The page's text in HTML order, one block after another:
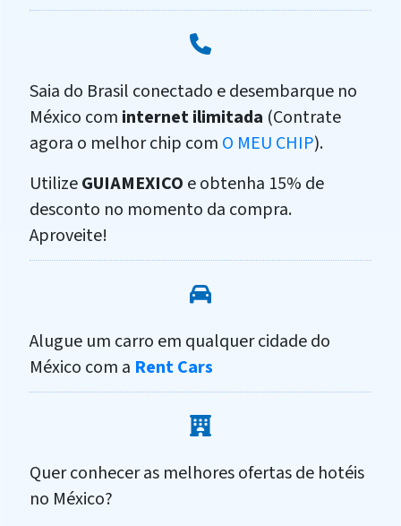
Saia do Brasil conectado e desembarque no
México com internet ilimitada (Contrate
agora o melhor chip com O MEU CHIP).
UtilizeGUIAMEXICO e obtenha 15% de
desconto no momento da compra.
Aproveite!
Alugue um carro em qualquer cidade do
México com a Rent Cars
Quer conhecer as melhores ofertas de hotéis
no México?